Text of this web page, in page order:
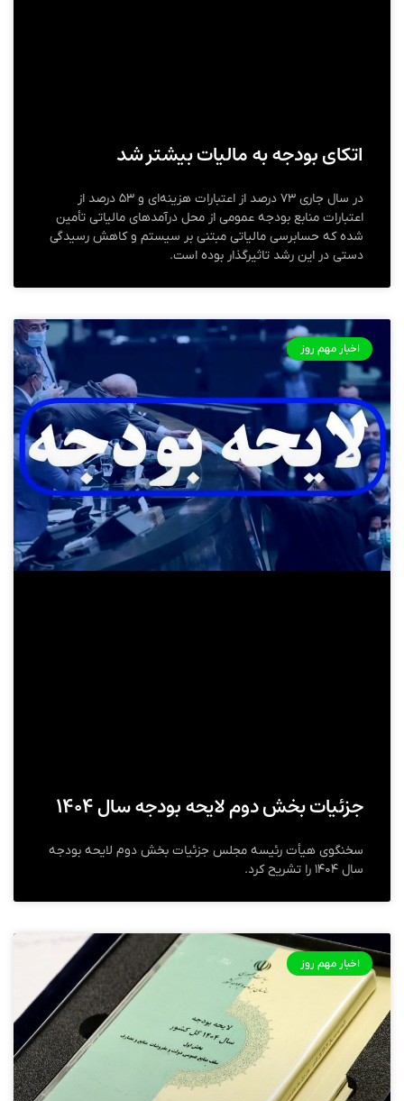
اتکای بودجه به مالیات بیشتر شد
در سال جاری ۷۳ درصد از اعتبارات هزینه‌ای و ۵۳ درصد از
اعتبارات منابع بودجه عمومی از محل درآمد‌های مالیاتی تأمین
شده که حسابرسی مالیاتی مبتنی بر سیستم و کاهش رسیدگی
دستی در این رشد تاثیرگذار بوده است.
اخبار مهم روز
جزئیات بخش دوم لایحه بودجه سال ۱۴۰۴
سخنگوی هیأت رئیسه مجلس جزئیات بخش دوم لایحه بودجه
سال ۱۴۰۴ را تشریح کرد.
اخبار مهم روز